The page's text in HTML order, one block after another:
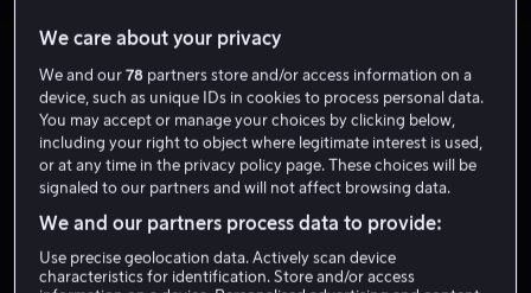
Huss
6.7 Thriller 2021 15 år
We care about your privacy
We and our78 partners store and/or access information on a
device, such as unique IDs in cookies to process personal data.
You may accept or manage your choices by clicking below,
including your right to object where legitimate interest is used,
or at any time in the privacy policy page. These choices will be
signaled to our partners and will not affect browsing data.
We and our partners process data to provide:
Use precise geolocation data. Actively scan device
characteristics for identification. Store and/or access